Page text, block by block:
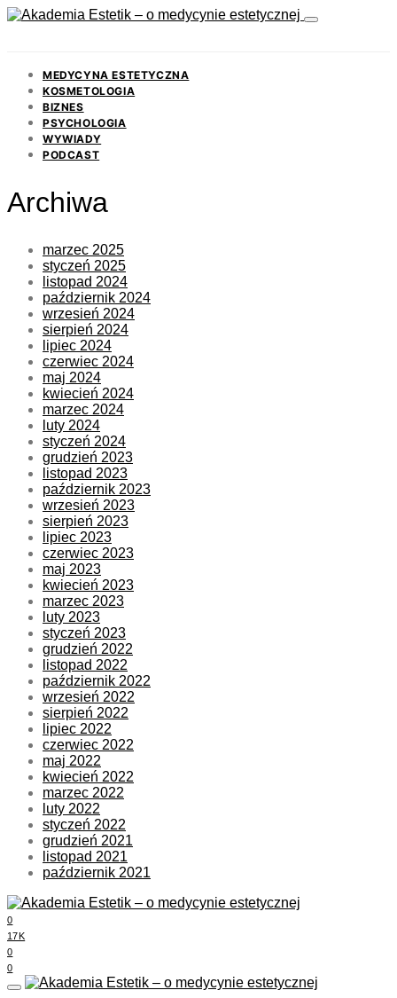
MEDYCYNA ESTETYCZNA
KOSMETOLOGIA
BIZNES
PSYCHOLOGIA
WYWIADY
PODCAST
Archiwa
marzec 2025
styczeń 2025
listopad 2024
październik 2024
wrzesień 2024
sierpień 2024
lipiec 2024
czerwiec 2024
maj 2024
kwiecień 2024
marzec 2024
luty 2024
styczeń 2024
grudzień 2023
listopad 2023
październik 2023
wrzesień 2023
sierpień 2023
lipiec 2023
czerwiec 2023
maj 2023
kwiecień 2023
marzec 2023
luty 2023
styczeń 2023
grudzień 2022
listopad 2022
październik 2022
wrzesień 2022
sierpień 2022
lipiec 2022
czerwiec 2022
maj 2022
kwiecień 2022
marzec 2022
luty 2022
styczeń 2022
grudzień 2021
listopad 2021
październik 2021
0
17K
0
0